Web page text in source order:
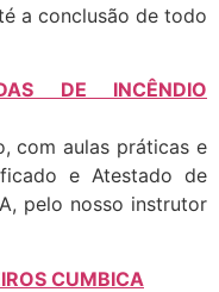
a conclusão de todo
DE INCÊNDIO
com aulas práticas e
e Atestado de
pelo nosso instrutor
CUMBICA